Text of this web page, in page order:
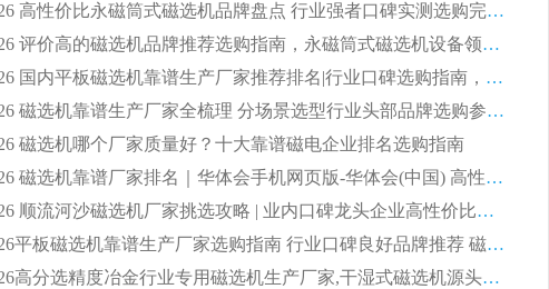
2026 高性价比永磁筒式磁选机品牌盘点 行业强者口碑实测选购完整指南
2026 评价高的磁选机品牌推荐选购指南，永磁筒式磁选机设备领域强者全景行业口碑解析
2026 国内平板磁选机靠谱生产厂家推荐排名|行业口碑选购指南，领域强者按需选设备
2026 磁选机靠谱生产厂家全梳理 分场景选型行业头部品牌选购参考攻略
磁选机哪个厂家质量好？十大靠谱磁电企业排名选购指南
2026 磁选机靠谱厂家排名｜华体会手机网页版-华体会(中国) 高性价比磁选机磁电品牌
2026 顺流河沙磁选机厂家挑选攻略 | 业内口碑龙头企业高性价比品牌推荐
2026平板磁选机靠谱生产厂家选购指南 行业口碑良好品牌推荐 磁电领域实力强者
2026高分选精度冶金行业专用磁选机生产厂家,干湿式磁选机源头供应商推荐